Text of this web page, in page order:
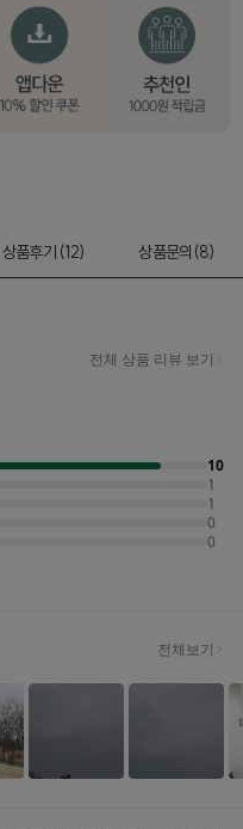
상품후기 (12) 상품문의(8)